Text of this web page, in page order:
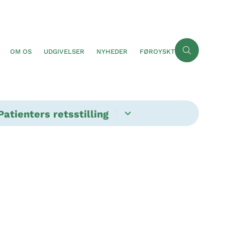
OM OS UDGIVELSER NYHEDER FØROYSKT
retsstilling